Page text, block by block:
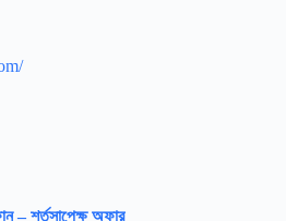
– শর্তসাপেক্ষ অফার